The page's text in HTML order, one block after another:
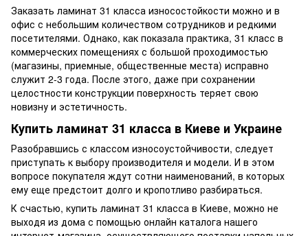
Заказать ламинат 31 класса износостойкости можно и в
офис с небольшим количеством сотрудников и редкими
посетителями. Однако, как показала практика, 31 класс в
коммерческих помещениях с большой проходимостью
(магазины, приемные, общественные места) исправно
служит 2-3 года. После этого, даже при сохранении
целостности конструкции поверхность теряет свою
новизну и эстетичность.
Купить ламинат 31 класса в Киеве и Украине
Разобравшись с классом износоустойчивости, следует
приступать к выбору производителя и модели. И в этом
вопросе покупателя ждут сотни наименований, в которых
ему еще предстоит долго и кропотливо разбираться.
К счастью, купить ламинат 31 класса в Киеве, можно не
выходя из дома с помощью онлайн каталога нашего